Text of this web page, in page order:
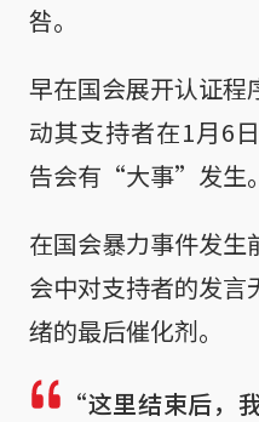
咎。
早在国会展开认证程
动其支持者在1月6
告会有“大事”发生。
在国会暴力事件发生
会中对支持者的发言
绪的最后催化剂。
“这里结束后，